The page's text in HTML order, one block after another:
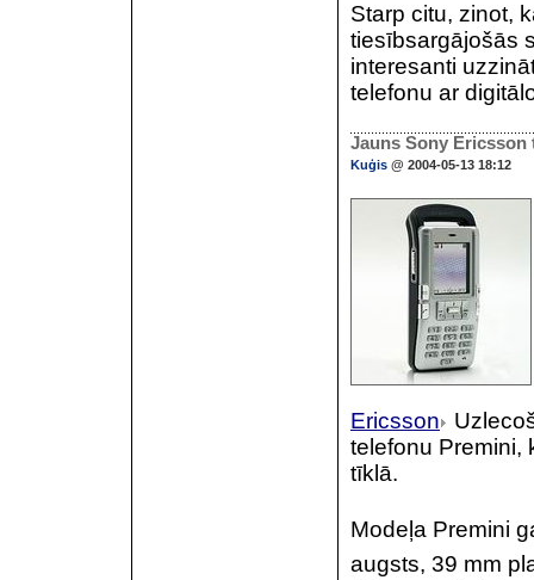
Starp citu, zinot,
tiesībsargājošās
interesanti
telefonu ar
Jauns Sony Ericsson
Kuģis @ 2004-05-13 18:12
Ericsson
telefonu Premini,
tīklā.
Modeļa Premini
augsts, 39 mm